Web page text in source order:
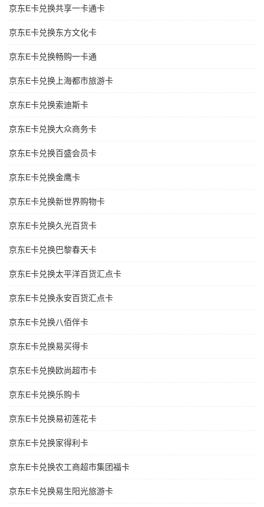
京东E卡兑换共享一卡通卡
京东E卡兑换东方文化卡
京东E卡兑换畅购一卡通
京东E卡兑换上海都市旅游卡
京东E卡兑换索迪斯卡
京东E卡兑换大众商务卡
京东E卡兑换百盛会员卡
京东E卡兑换金鹰卡
京东E卡兑换新世界购物卡
京东E卡兑换久光百货卡
京东E卡兑换巴黎春天卡
京东E卡兑换太平洋百货汇点卡
京东E卡兑换永安百货汇点卡
京东E卡兑换八佰伴卡
京东E卡兑换易买得卡
京东E卡兑换欧尚超市卡
京东E卡兑换乐购卡
京东E卡兑换易初莲花卡
京东E卡兑换家得利卡
京东E卡兑换农工商超市集团福卡
京东E卡兑换易生阳光旅游卡